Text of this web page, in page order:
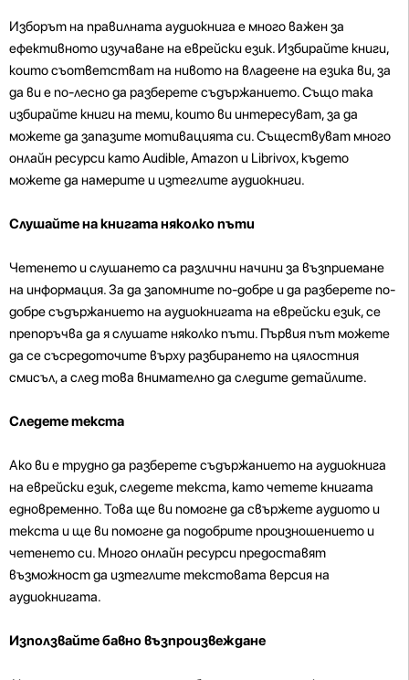
Изборът на правилната аудиокнига е много важен за
ефективното изучаване на еврейски език. Избирайте книги,
които съответстват на нивото на владеене на езика ви, за
да ви е по-лесно да разберете съдържанието. Също така
избирайте книги на теми, които ви интересуват, за да
можете да запазите мотивацията си. Съществуват много
онлайн ресурси като Audible, Amazon и Librivox, където
можете да намерите и изтеглите аудиокниги.
Слушайте на книгата няколко пъти
Четенето и слушането са различни начини за възприемане
на информация. За да запомните по-добре и да разберете по-
добре съдържанието на аудиокнигата на еврейски език, се
препоръчва да я слушате няколко пъти. Първия път можете
да се съсредоточите върху разбирането на цялостния
смисъл, а след това внимателно да следите детайлите.
Следете текста
Ако ви е трудно да разберете съдържанието на аудиокнига
на еврейски език, следете текста, като четете книгата
едновременно. Това ще ви помогне да свържете аудиото и
текста и ще ви помогне да подобрите произношението и
четенето си. Много онлайн ресурси предоставят
възможност да изтеглите текстовата версия на
аудиокнигата.
Използвайте бавно възпроизвеждане